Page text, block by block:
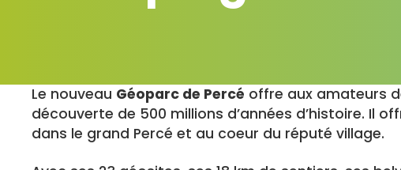
Le nouveau Géoparc de Percé offre aux amateurs
découverte de 500 millions d’années d’histoire. Il
dans le grand Percé et au coeur du réputé village.